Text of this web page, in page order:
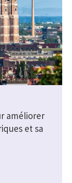
améliorer
et sa